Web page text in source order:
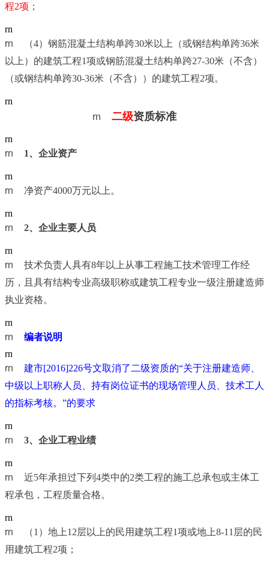
程2项；
rn
（4）钢筋混凝土结构单跨30米以上（或钢结构单跨36米
以上）的建筑工程1项或钢筋混凝土结构单跨27-30米（不含）
（或钢结构单跨30-36米（不含））的建筑工程2项。
rn
二级资质标准
rn
1、企业资产
rn
净资产4000万元以上。
rn
2、企业主要人员
rn
技术负责人具有8年以上从事工程施工技术管理工作经
历，且具有结构专业高级职称或建筑工程专业一级注册建造师
执业资格。
rn
编者说明
rn
建市[2016]226号文取消了二级资质的“关于注册建造师、
中级以上职称人员、持有岗位证书的现场管理人员、技术工人
的指标考核。”的要求
rn
3、企业工程业绩
rn
近5年承担过下列4类中的2类工程的施工总承包或主体工
程承包，工程质量合格。
rn
（1）地上12层以上的民用建筑工程1项或地上8-11层的民
用建筑工程2项；